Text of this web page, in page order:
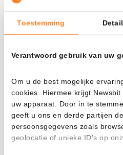
Toestemming
Verantwoord gebruik van uw
Om u de best mogelijke
cookies. Hiermee krijgt
uw apparaat. Door in te
geeft u ons en derde partijen
persoonsgegevens zoals
geolocatie of unieke ID's op
¿Qué
Mira cuánto valor
Había invertido
Cada
$